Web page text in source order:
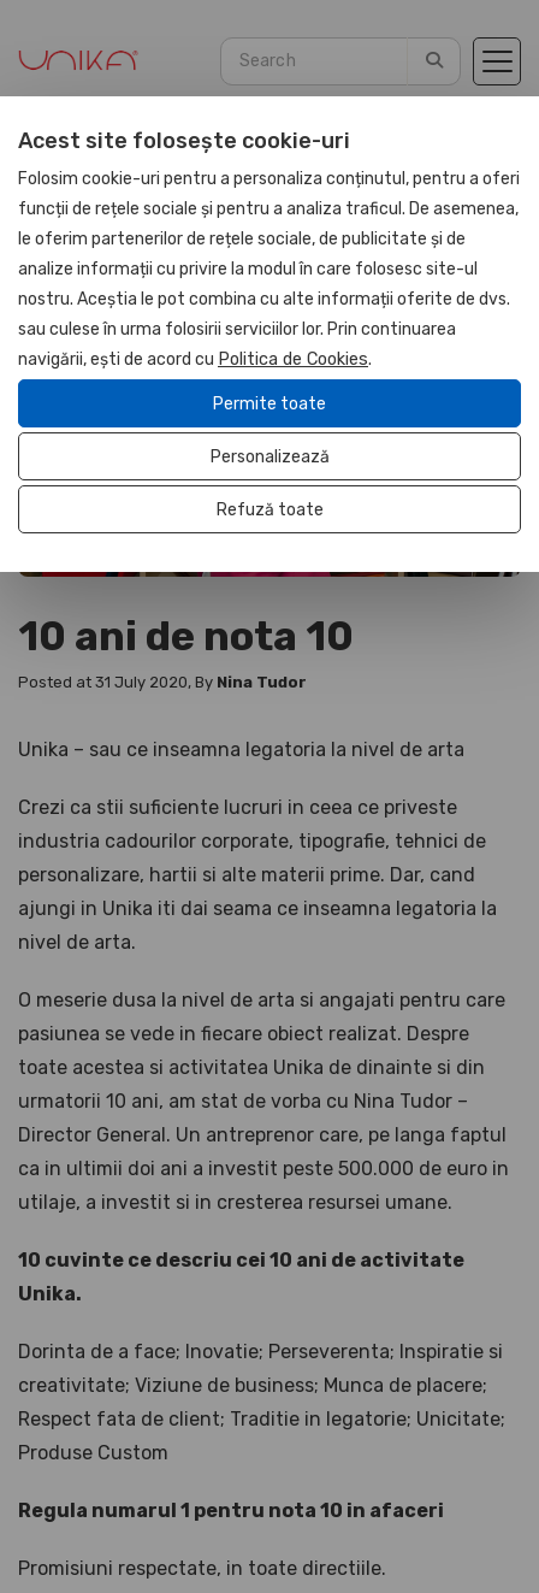
Home Blog Articles
10 ani de nota 10
Posted at 31 July 2020, By Nina Tudor
Unika – sau ce inseamna legatoria la nivel de arta
Crezi ca stii suficiente lucruri in ceea ce priveste
industria cadourilor corporate, tipografie, tehnici de
personalizare, hartii si alte materii prime. Dar, cand
ajungi in Unika iti dai seama ce inseamna legatoria la
nivel de arta.
O meserie dusa la nivel de arta si angajati pentru care
pasiunea se vede in fiecare obiect realizat. Despre
toate acestea si activitatea Unika de dinainte si din
urmatorii 10 ani, am stat de vorba cu Nina Tudor –
Director General. Un antreprenor care, pe langa faptul
ca in ultimii doi ani a investit peste 500.000 de euro in
utilaje, a investit si in cresterea resursei umane.
10 cuvinte ce descriu cei 10 ani de activitate
Unika.
Dorinta de a face; Inovatie; Perseverenta; Inspiratie si
creativitate; Viziune de business; Munca de placere;
Respect fata de client; Traditie in legatorie; Unicitate;
Produse Custom
Regula numarul 1 pentru nota 10 in afaceri
Promisiuni respectate, in toate directiile.
Acest site folosește cookie-uri
Folosim cookie-uri pentru a personaliza conținutul, pentru a oferi
funcții de rețele sociale și pentru a analiza traficul. De asemenea,
le oferim partenerilor de rețele sociale, de publicitate și de
analize informații cu privire la modul în care folosesc site-ul
nostru. Aceștia le pot combina cu alte informații oferite de dvs.
sau culese în urma folosirii serviciilor lor. Prin continuarea
navigării, ești de acord cu Politica de Cookies.
Permite toate
Personalizează
Refuză toate